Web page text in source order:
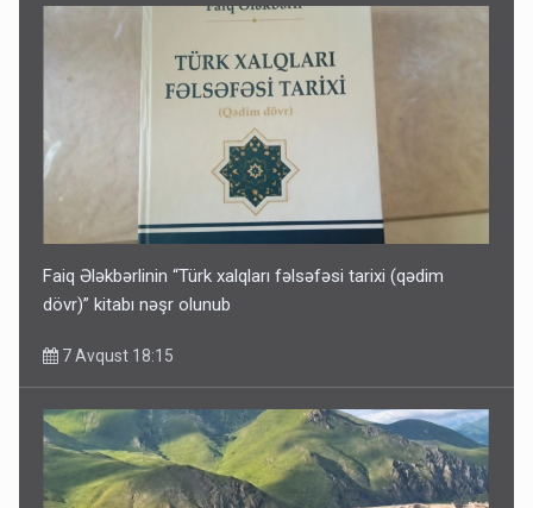
Faiq Ələkbərlinin “Türk xalqları fəlsəfəsi tarixi (qədim
dövr)” kitabı nəşr olunub
7 Avqust 18:15